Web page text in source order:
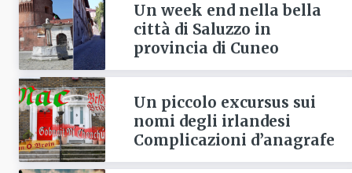
Un week end nella bella
città di Saluzzo in
provincia di Cuneo
Un piccolo excursus sui
nomi degli irlandesi
Complicazioni d’anagrafe